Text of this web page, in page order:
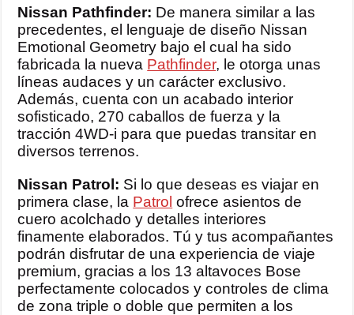
Nissan Pathfinder: De manera similar a las
precedentes, el lenguaje de diseño Nissan
Emotional Geometry bajo el cual ha sido
fabricada la nueva Pathfinder, le otorga unas
líneas audaces y un carácter exclusivo.
Además, cuenta con un acabado interior
sofisticado, 270 caballos de fuerza y la
tracción 4WD-i para que puedas transitar en
diversos terrenos.
Nissan Patrol: Si lo que deseas es viajar en
primera clase, la Patrol ofrece asientos de
cuero acolchado y detalles interiores
finamente elaborados. Tú y tus acompañantes
podrán disfrutar de una experiencia de viaje
premium, gracias a los 13 altavoces Bose
perfectamente colocados y controles de clima
de zona triple o doble que permiten a los